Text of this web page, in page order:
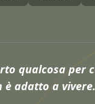
qualcosa per
è adatto a vivere.